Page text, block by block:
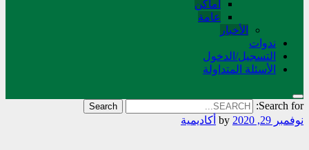
أماکن
عامة
الأخبار
ندوات
التسجیل/الدخول
الأسئلة المتداولة
Search for:
نوفمبر 29, 2020
أکادیمیة